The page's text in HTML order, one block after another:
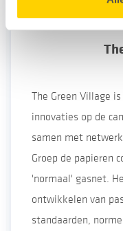
The Green Village
innovaties op de
samen met
Groep de papieren
'normaal' gasnet.
ontwikkelen van
standaarden,